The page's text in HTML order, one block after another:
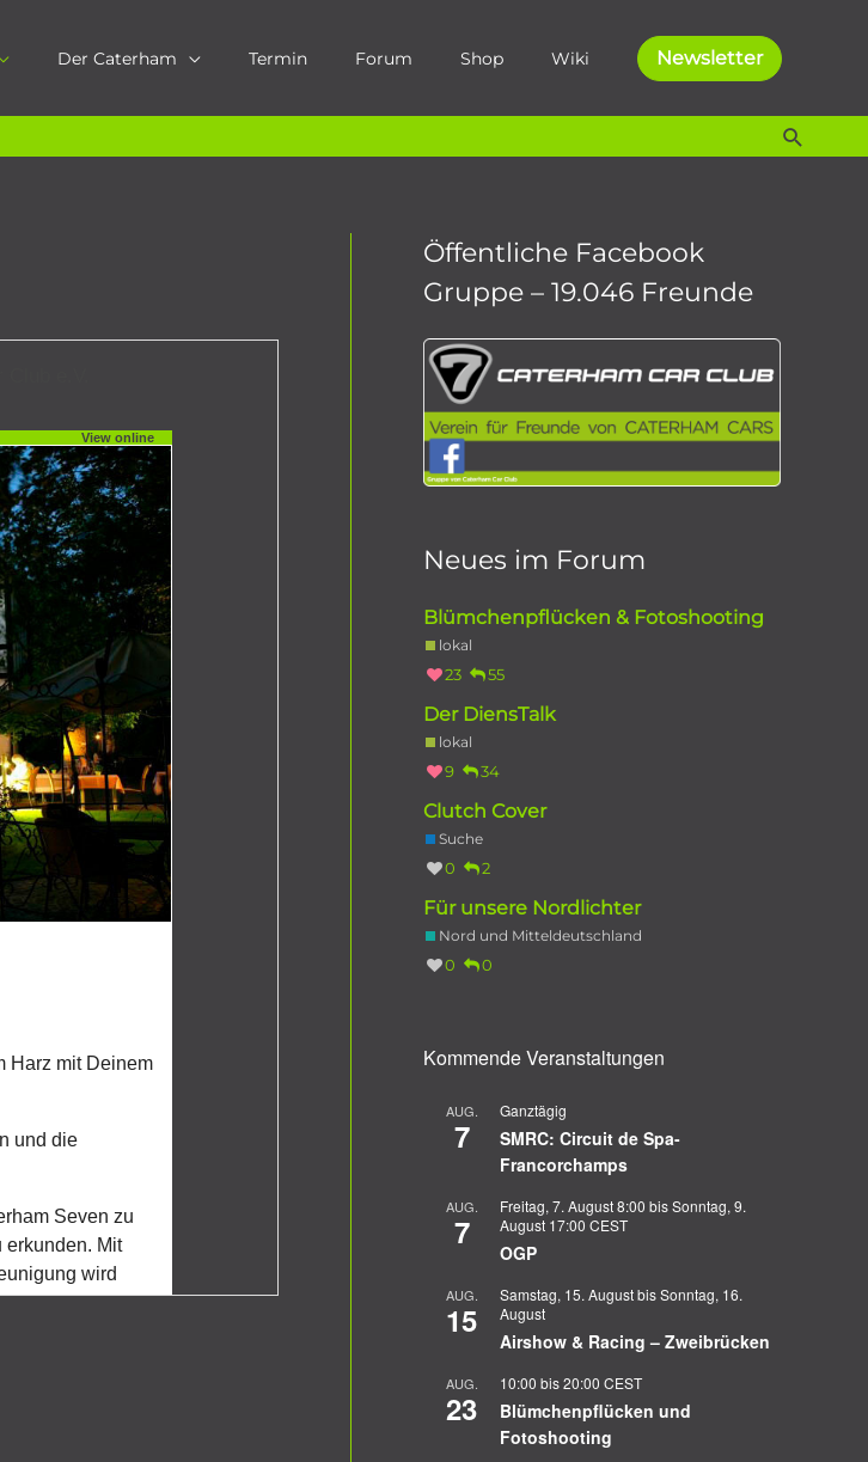
Der Caterham Termin Forum Shop Wiki Newsletter
Öffentliche Facebook
Gruppe – 19.046 Freunde
Neues im Forum
Blümchenpflücken & Fotoshooting
lokal
23 55
Der DiensTalk
lokal
9 34
Clutch Cover
Suche
0 2
Für unsere Nordlichter
Nord und Mitteldeutschland
0 0
Kommende Veranstaltungen
AUG.
7
Ganztägig
SMRC: Circuit de Spa-
Francorchamps
AUG.
7
Freitag, 7. August 8:00 bisSonntag, 9.
August 17:00 CEST
OGP
AUG.
15
Samstag, 15. AugustbisSonntag, 16.
August
Airshow & Racing – Zweibrücken
AUG.
23
10:00 bis20:00 CEST
Blümchenpflücken und
Fotoshooting